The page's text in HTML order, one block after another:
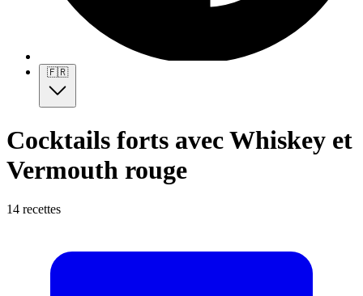
🇫🇷
Cocktails forts avec Whiskey et
Vermouth rouge
14 recettes